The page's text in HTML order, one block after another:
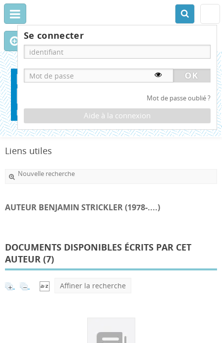
Se connecter
Mot de passe oublié ?
Aide à la connexion
Liens utiles
Nouvelle recherche
AUTEUR BENJAMIN STRICKLER (1978-....)
DOCUMENTS DISPONIBLES ÉCRITS PAR CET
AUTEUR (7)
Affiner la recherche